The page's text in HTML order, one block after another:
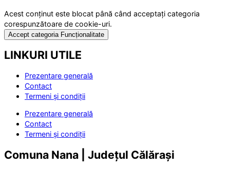
Acest conținut este blocat până când acceptați categoria
corespunzătoare de cookie-uri.
Accept categoria Funcționalitate
LINKURI UTILE
Prezentare generală
Contact
Termeni și condiții
Prezentare generală
Contact
Termeni și condiții
Comuna Nana | Județul Călărași